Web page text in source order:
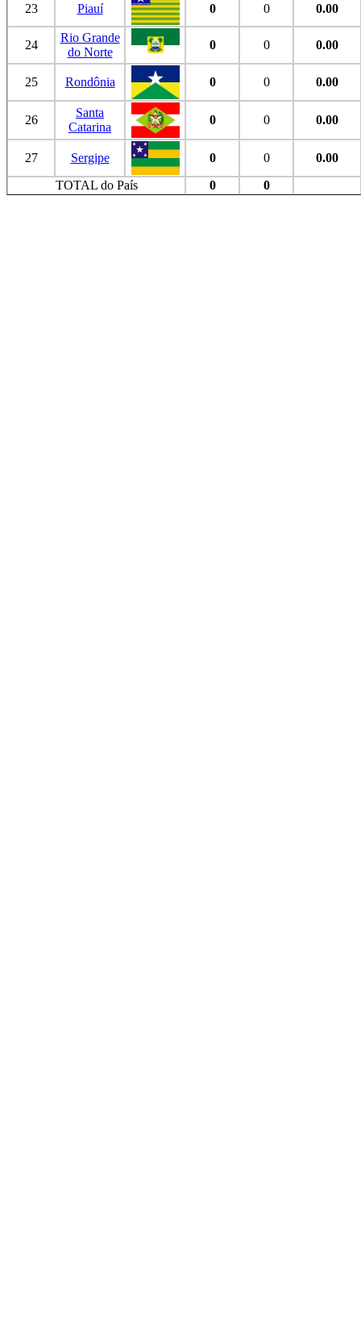
23 Piauí 0 0 0.00
24
Rio Grande
do Norte
0 0 0.00
25 Rondônia 0 0 0.00
26
Santa
Catarina
0 0 0.00
27 Sergipe 0 0
0.00
TOTAL do País
0 0